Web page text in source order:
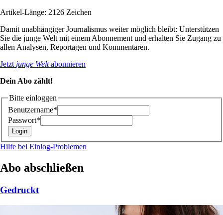
Artikel-Länge: 2126 Zeichen
Damit unabhängiger Journalismus weiter möglich bleibt: Unterstützen
Sie die junge Welt mit einem Abonnement und erhalten Sie Zugang zu
allen Analysen, Reportagen und Kommentaren.
Jetzt junge Weltabonnieren
Dein Abo zählt!
Bitte einloggen
Benutzername*
Passwort*
Hilfe bei Einlog-Problemen
Abo abschließen
Gedruckt